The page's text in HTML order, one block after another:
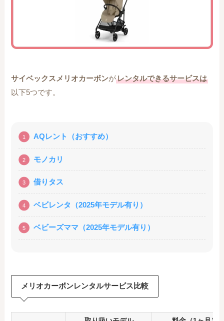
サイベックスメリオカーボンがレンタルできるサービスは
以下5つです。
AQレント（おすすめ）
モノカリ
借りタス
ベビレンタ（2025年モデル有り）
ベビーズママ（2025年モデル有り）
メリオカーボンレンタルサービス比較